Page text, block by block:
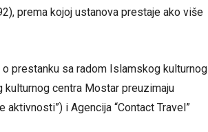
prema kojoj ustanova prestaje ako više
prestanku sa radom Islamskog kulturnog
centra Mostar preuzimaju
i Agencija “Contact Travel”